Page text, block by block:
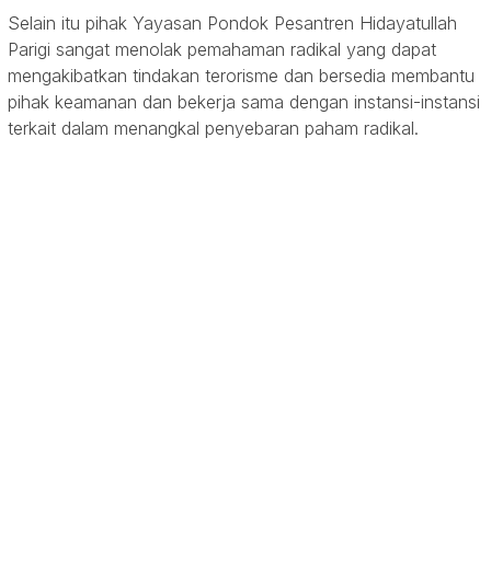
Selain itu pihak Yayasan Pondok Pesantren Hidayatullah
Parigi sangat menolak pemahaman radikal yang dapat
mengakibatkan tindakan terorisme dan bersedia membantu
pihak keamanan dan bekerja sama dengan instansi-instansi
terkait dalam menangkal penyebaran paham radikal.